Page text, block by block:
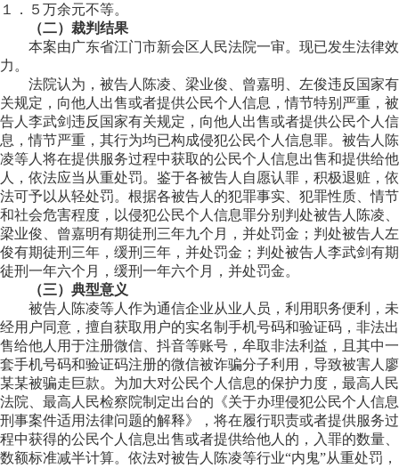
１．５万余元不等。
（二）裁判结果
本案由广东省江门市新会区人民法院一审。现已发生法律效
力。
法院认为，被告人陈凌、梁业俊、曾嘉明、左俊违反国家有
关规定，向他人出售或者提供公民个人信息，情节特别严重，被
告人李武剑违反国家有关规定，向他人出售或者提供公民个人信
息，情节严重，其行为均已构成侵犯公民个人信息罪。被告人陈
凌等人将在提供服务过程中获取的公民个人信息出售和提供给他
人，依法应当从重处罚。鉴于各被告人自愿认罪，积极退赃，依
法可予以从轻处罚。根据各被告人的犯罪事实、犯罪性质、情节
和社会危害程度，以侵犯公民个人信息罪分别判处被告人陈凌、
梁业俊、曾嘉明有期徒刑三年九个月，并处罚金；判处被告人左
俊有期徒刑三年，缓刑三年，并处罚金；判处被告人李武剑有期
徒刑一年六个月，缓刑一年六个月，并处罚金。
（三）典型意义
被告人陈凌等人作为通信企业从业人员，利用职务便利，未
经用户同意，擅自获取用户的实名制手机号码和验证码，非法出
售给他人用于注册微信、抖音等账号，牟取非法利益，且其中一
套手机号码和验证码注册的微信被诈骗分子利用，导致被害人廖
某某被骗走巨款。为加大对公民个人信息的保护力度，最高人民
法院、最高人民检察院制定出台的《关于办理侵犯公民个人信息
刑事案件适用法律问题的解释》，将在履行职责或者提供服务过
程中获得的公民个人信息出售或者提供给他人的，入罪的数量、
数额标准减半计算。依法对被告人陈凌等行业“内鬼”从重处罚，